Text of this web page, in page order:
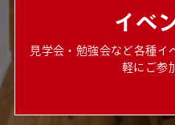
イベ
見学会・勉強会など各種イ
軽にご参